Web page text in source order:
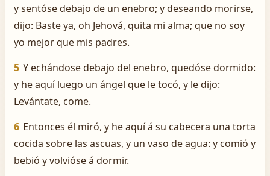
y sentóse debajo de un enebro; y deseando morirse,
dijo: Baste ya, oh Jehová, quita mi alma; que no soy
yo mejor que mis padres.
5 Y echándose debajo del enebro, quedóse dormido:
y he aquí luego un ángel que le tocó, y le dijo:
Levántate, come.
6 Entonces él miró, y he aquí á su cabecera una torta
cocida sobre las ascuas, y un vaso de agua: y comió y
bebió y volvióse á dormir.